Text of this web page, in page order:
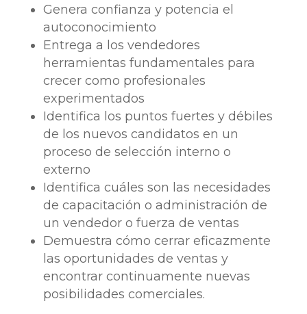
Genera confianza y potencia el
autoconocimiento
Entrega a los vendedores
herramientas fundamentales para
crecer como profesionales
experimentados
Identifica los puntos fuertes y débiles
de los nuevos candidatos en un
proceso de selección interno o
externo
Identifica cuáles son las necesidades
de capacitación o administración de
un vendedor o fuerza de ventas
Demuestra cómo cerrar eficazmente
las oportunidades de ventas y
encontrar continuamente nuevas
posibilidades comerciales.